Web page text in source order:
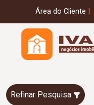
Área do Cliente
Refinar Pesquisa